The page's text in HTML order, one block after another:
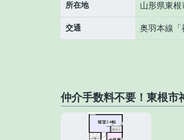
所在地 山形県東根
交通 奥羽本線 「
仲介手数料不要！東根市